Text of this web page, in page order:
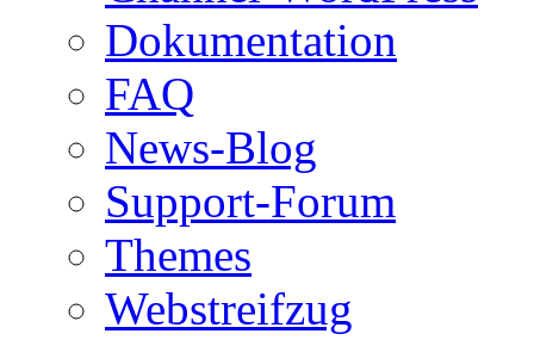
Dokumentation
FAQ
News-Blog
Support-Forum
Themes
Webstreifzug